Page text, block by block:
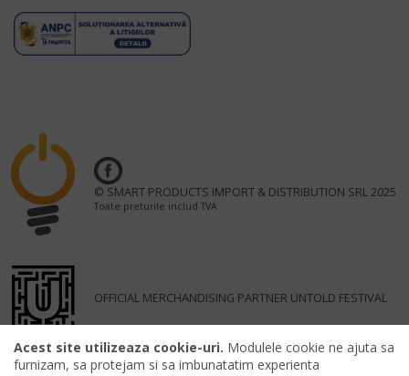
© SMART PRODUCTS IMPORT & DISTRIBUTION SRL 2025
Toate preturile includ TVA
OFFICIAL MERCHANDISING PARTNER UNTOLD FESTIVAL
Acest site utilizeaza cookie-uri. Modulele cookie ne ajuta sa
furnizam, sa protejam si sa imbunatatim experienta